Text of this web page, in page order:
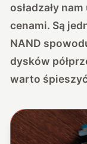
osładzały
cenami. Są
NAND
dysków
warto